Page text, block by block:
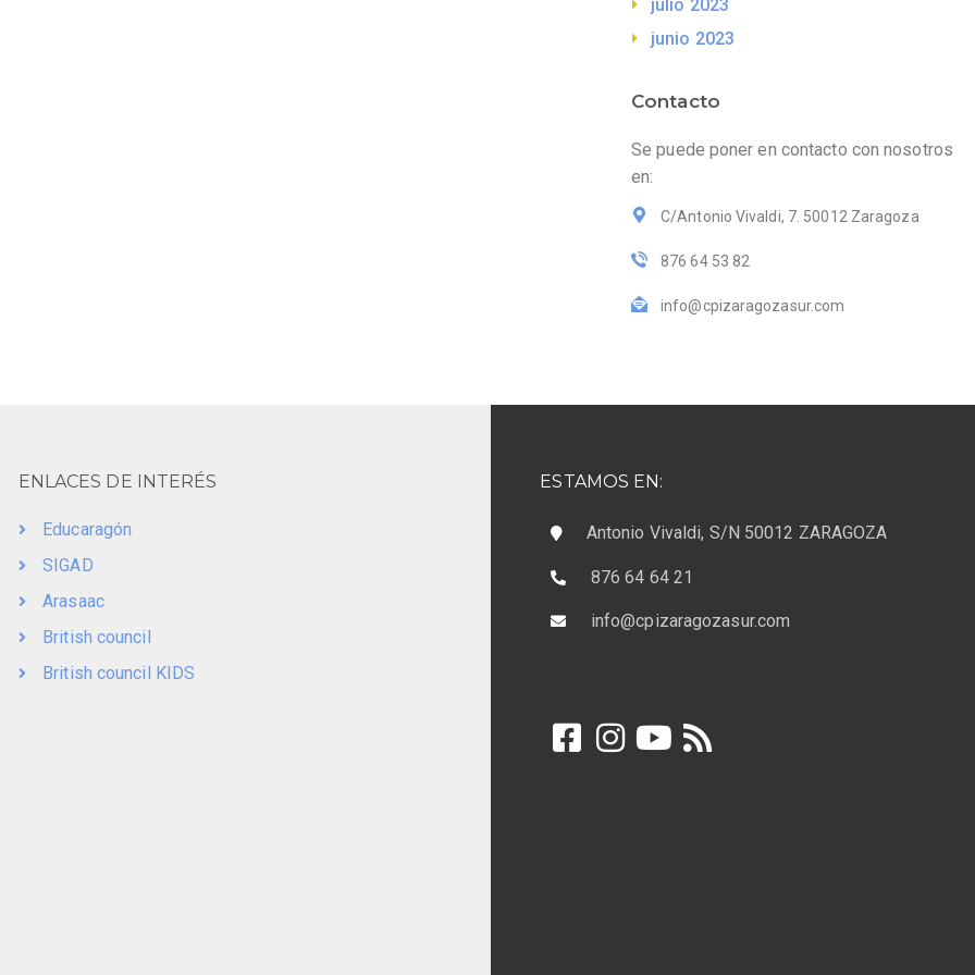
julio 2023
junio 2023
Contacto
Se puede poner en contacto con nosotros
en:
C/Antonio Vivaldi, 7. 50012 Zaragoza
876 64 53 82
info@cpizaragozasur.com
ENLACES DE INTERÉS
Educaragón
SIGAD
Arasaac
British council
British council KIDS
ESTAMOS EN:
Antonio Vivaldi, S/N 50012 ZARAGOZA
876 64 64 21
info@cpizaragozasur.com